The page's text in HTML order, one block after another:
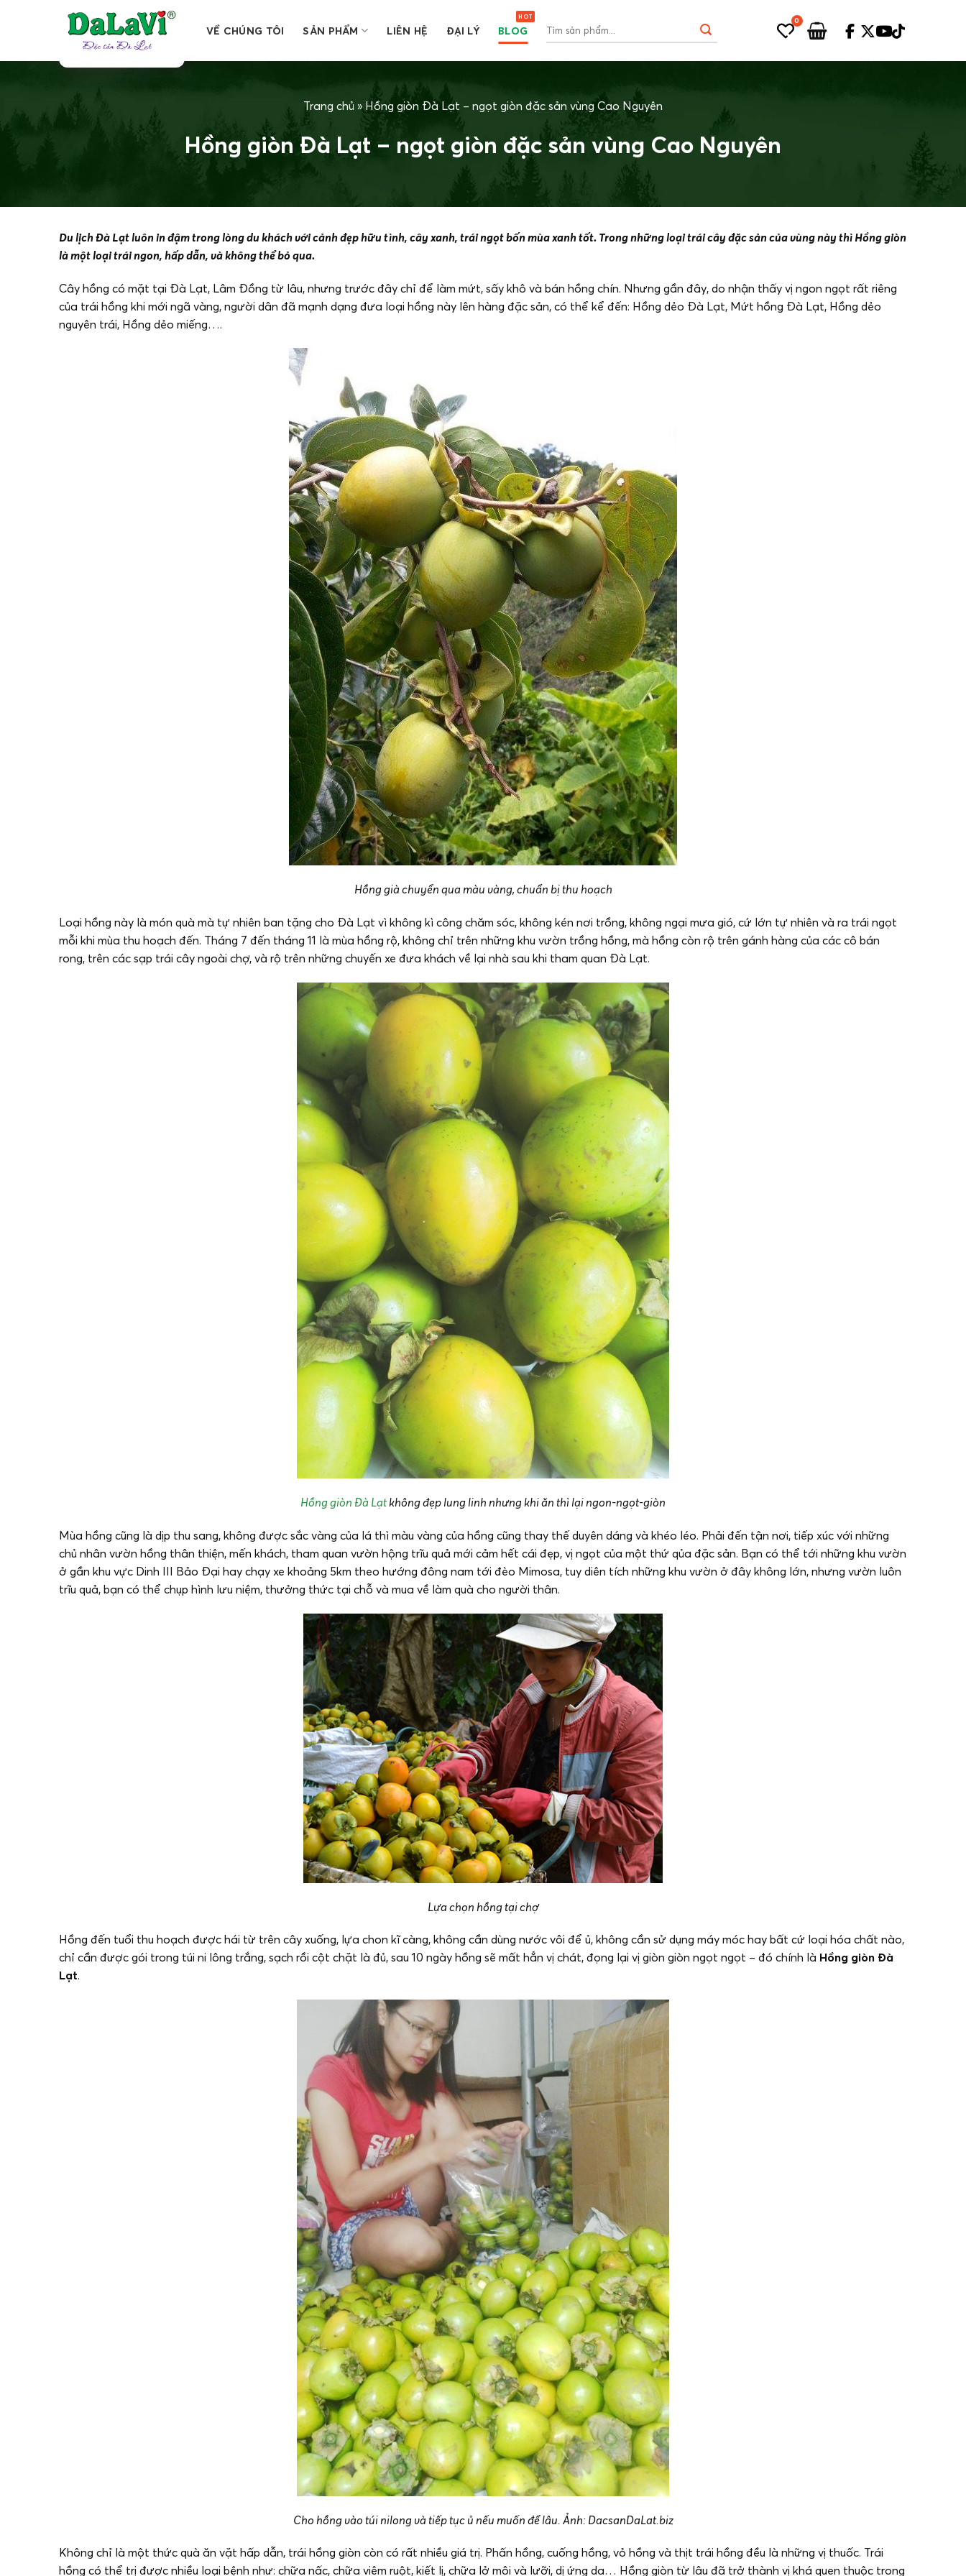
dung
VỀ CHÚNG TÔI SẢN PHẨM LIÊN HỆ ĐẠI LÝ BLOG
Tìm
0
Trang chủ » Hồng giòn Đà Lạt – ngọt giòn đặc sản vùng Cao Nguyên
Hồng giòn Đà Lạt – ngọt giòn đặc sản vùng Cao Nguyên
Du lịch Đà Lạt luôn in đậm trong lòng du khách với cảnh đẹp hữu tình, cây xanh, trái ngọt bốn mùa xanh tốt. Trong những loại trái cây đặc sản của vùng này thì Hồng giòn
là một loại trái ngon, hấp dẫn, và không thể bỏ qua.
Cây hồng có mặt tại Đà Lạt, Lâm Đồng từ lâu, nhưng trước đây chỉ để làm mứt, sấy khô và bán hồng chín. Nhưng gần đây, do nhận thấy vị ngon ngọt rất riêng
của trái hồng khi mới ngã vàng, người dân đã mạnh dạng đưa loại hồng này lên hàng đặc sản, có thể kể đến: Hồng dẻo Đà Lạt, Mứt hồng Đà Lạt, Hồng dẻo
nguyên trái, Hồng dẻo miếng….
Hồng già chuyển qua màu vàng, chuẩn bị thu hoạch
Loại hồng này là món quà mà tự nhiên ban tặng cho Đà Lạt vì không kì công chăm sóc, không kén nơi trồng, không ngại mưa gió, cứ lớn tự nhiên và ra trái ngọt
mỗi khi mùa thu hoạch đến. Tháng 7 đến tháng 11 là mùa hồng rộ, không chỉ trên những khu vườn trồng hồng, mà hồng còn rộ trên gánh hàng của các cô bán
rong, trên các sạp trái cây ngoài chợ, và rộ trên những chuyến xe đưa khách về lại nhà sau khi tham quan Đà Lạt.
Hồng giòn Đà Lạtkhông đẹp lung linh nhưng khi ăn thì lại ngon-ngọt-giòn
Mùa hồng cũng là dịp thu sang, không được sắc vàng của lá thì màu vàng của hồng cũng thay thế duyên dáng và khéo léo. Phải đến tận nơi, tiếp xúc với những
chủ nhân vườn hồng thân thiện, mến khách, tham quan vườn hộng trĩu quả mới cảm hết cái đẹp, vị ngọt của một thứ qủa đặc sản. Bạn có thể tới những khu vườn
ở gần khu vực Dinh III Bảo Đại hay chạy xe khoảng 5km theo hướng đông nam tới đèo Mimosa, tuy diên tích những khu vườn ở đây không lớn, nhưng vườn luôn
trĩu quả, bạn có thể chụp hình lưu niệm, thưởng thức tại chỗ và mua về làm quà cho người thân.
Lựa chọn hồng tại chợ
Hồng đến tuổi thu hoạch được hái từ trên cây xuống, lựa chon kĩ càng, không cần dùng nước vôi để ủ, không cần sử dụng máy móc hay bất cứ loại hóa chất nào,
chỉ cần được gói trong túi ni lông trắng, sạch rồi cột chặt là đủ, sau 10 ngày hồng sẽ mất hẳn vị chát, đọng lại vị giòn giòn ngọt ngọt – đó chính là Hồng giòn Đà
Lạt.
Cho hồng vào túi nilong và tiếp tục ủ nếu muốn để lâu. Ảnh: DacsanDaLat.biz
Không chỉ là một thức quà ăn vặt hấp dẫn, trái hồng giòn còn có rất nhiều giá trị. Phấn hồng, cuống hồng, vỏ hồng và thịt trái hồng đều là những vị thuốc. Trái
hồng có thể trị được nhiều loại bệnh như: chữa nấc, chữa viêm ruột, kiết lị, chữa lở môi và lưỡi, dị ứng da… Hồng giòn từ lâu đã trở thành vị khá quen thuộc trong